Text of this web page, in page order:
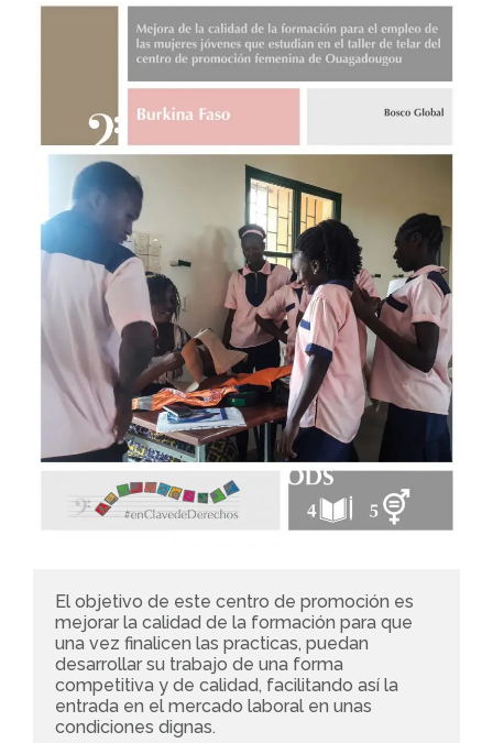
El objetivo de este centro de promoción es
mejorar la calidad de la formación para que
una vez finalicen las practicas, puedan
desarrollar su trabajo de una forma
competitiva y de calidad, facilitando así la
entrada en el mercado laboral en unas
condiciones dignas.